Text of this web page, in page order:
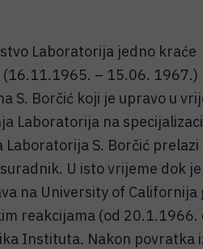
Laboratorija jedno kraće
– 15.06. 1967.)
S. Borčić koji je upravo u
Laboratorija na
Laboratorija S. Borčić
U isto vrijeme dok
na University of
reakcijama (od
Instituta. Nakon povratka